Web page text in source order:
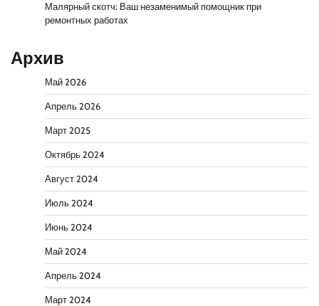
Малярный скотч: Ваш незаменимый помощник при
ремонтных работах
Архив
Май 2026
Апрель 2026
Март 2025
Октябрь 2024
Август 2024
Июль 2024
Июнь 2024
Май 2024
Апрель 2024
Март 2024